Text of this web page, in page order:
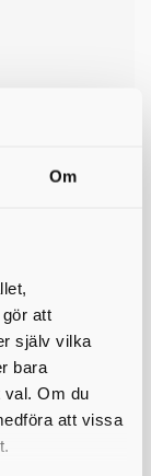
Om
att
själv vilka
bara
val. Om du
att vissa